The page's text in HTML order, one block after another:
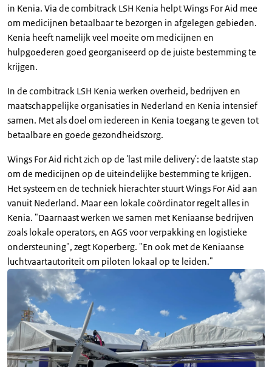
in Kenia. Via de combitrack LSH Kenia helpt Wings For Aid mee
om medicijnen betaalbaar te bezorgen in afgelegen gebieden.
Kenia heeft namelijk veel moeite om medicijnen en
hulpgoederen goed georganiseerd op de juiste bestemming te
krijgen.
In de combitrack LSH Kenia werken overheid, bedrijven en
maatschappelijke organisaties in Nederland en Kenia intensief
samen. Met als doel om iedereen in Kenia toegang te geven tot
betaalbare en goede gezondheidszorg.
Wings For Aid richt zich op de 'last mile delivery': de laatste stap
om de medicijnen op de uiteindelijke bestemming te krijgen.
Het systeem en de techniek hierachter stuurt Wings For Aid aan
vanuit Nederland. Maar een lokale coördinator regelt alles in
Kenia. "Daarnaast werken we samen met Keniaanse bedrijven
zoals lokale operators, en AGS voor verpakking en logistieke
ondersteuning", zegt Koperberg. "En ook met de Keniaanse
luchtvaartautoriteit om piloten lokaal op te leiden."